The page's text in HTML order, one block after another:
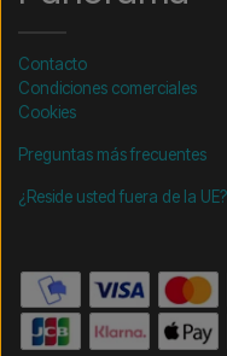
Contacto
Condiciones comerciales
Cookies
Preguntas más frecuentes
¿Reside usted fuera de la UE?